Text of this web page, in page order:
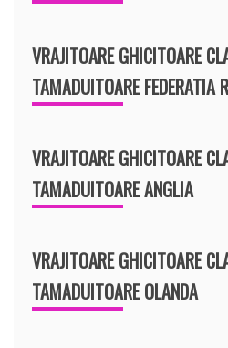
VRAJITOARE GHICITOARE
TAMADUITOARE FEDERATIA
VRAJITOARE GHICITOARE
TAMADUITOARE ANGLIA
VRAJITOARE GHICITOARE
TAMADUITOARE OLANDA